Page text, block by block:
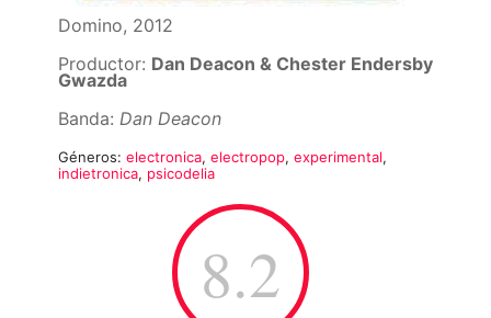
Domino, 2012
Productor: Dan Deacon & Chester Endersby
Gwazda
Banda: Dan Deacon
Géneros: electronica, electropop, experimental,
indietronica, psicodelia
8.2